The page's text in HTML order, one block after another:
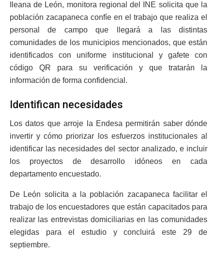
Ileana de León, monitora regional del INE solicita que la
población zacapaneca confíe en el trabajo que realiza el
personal de campo que llegará a las distintas
comunidades de los municipios mencionados, que están
identificados con uniforme institucional y gafete con
código QR para su verificación y que tratarán la
información de forma confidencial.
Identifican necesidades
Los datos que arroje la Endesa permitirán saber dónde
invertir y cómo priorizar los esfuerzos institucionales al
identificar las necesidades del sector analizado, e incluir
los proyectos de desarrollo idóneos en cada
departamento encuestado.
De León solicita a la población zacapaneca facilitar el
trabajo de los encuestadores que están capacitados para
realizar las entrevistas domiciliarias en las comunidades
elegidas para el estudio y concluirá este 29 de
septiembre.